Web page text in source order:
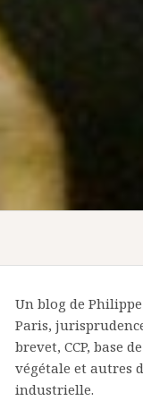
Un blog de
Paris,
brevet, CCP, base
végétale et autres
industrielle.